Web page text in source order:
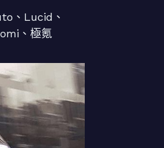
、Lucid、
、極氪